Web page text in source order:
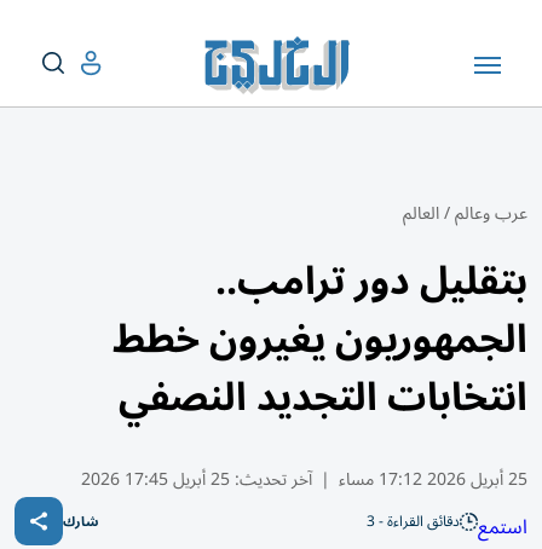
عرب وعالم/العالم
بتقليل دور ترامب..
الجمهوريون يغيرون خطط
انتخابات التجديد النصفي
25 أبريل 2026 17:12 مساء | آخر تحديث:25 أبريل 17:45 2026
استمع دقائق القراءة - 3 شارك